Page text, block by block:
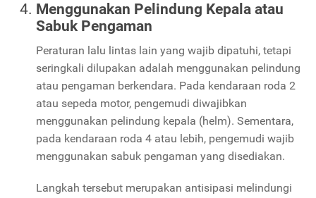
Menggunakan Pelindung Kepala atau
Sabuk Pengaman
Peraturan lalu lintas lain yang wajib dipatuhi, tetapi
seringkali dilupakan adalah menggunakan pelindung
atau pengaman berkendara. Pada kendaraan roda 2
atau sepeda motor, pengemudi diwajibkan
menggunakan pelindung kepala (helm). Sementara,
pada kendaraan roda 4 atau lebih, pengemudi wajib
menggunakan sabuk pengaman yang disediakan.
Langkah tersebut merupakan antisipasi melindungi